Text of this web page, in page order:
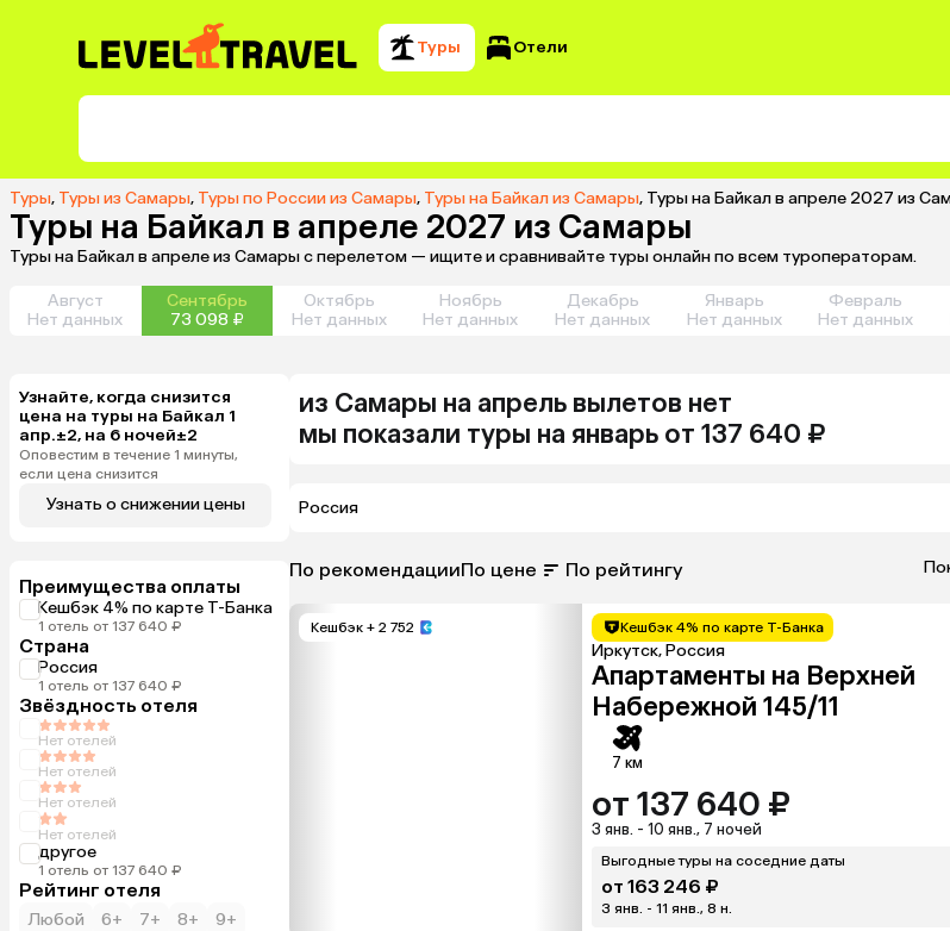
Туры Отели
Туры, Туры из Самары, Туры по России из Самары, Туры на Байкал из Самары, Туры на Байкал в апреле 2027 из
Туры на Байкал в апреле 2027 из Самары
Туры на Байкал в апреле из Самары с перелетом — ищите и сравнивайте туры онлайн по всем туроператорам.
Август
Нет данных
Сентябрь
73 098 ₽
Октябрь
Нет данных
Ноябрь
Нет данных
Декабрь
Нет данных
Январь
Нет данных
Февраль
Нет данных
Узнайте, когда снизится
цена на туры на Байкал 1
апр.±2, на 6 ночей±2
Оповестим в течение 1 минуты,
если цена снизится
Узнать о снижении цены
Преимущества оплаты
Кешбэк 4% по карте Т-Банка
1 отель от 137 640 ₽
Страна
Россия
1 отель от 137 640 ₽
Звёздность отеля
Нет отелей
Нет отелей
Нет отелей
Нет отелей
другое
1 отель от 137 640 ₽
Рейтинг отеля
Любой 6+ 7+ 8+ 9+
из Самары на апрель вылетов нет
мы показали туры на январь от 137 640 ₽
Россия
По рекомендацииПо цене По рейтингу
Кешбэк + 2 752 Кешбэк 4% по карте Т-Банка
Иркутск, Россия
Апартаменты на Верхней
Набережной 145/11
7 км
от 137 640 ₽
3 янв. - 10 янв., 7 ночей
Выгодные туры на соседние даты
от 163 246 ₽
3 янв. - 11 янв., 8 н.